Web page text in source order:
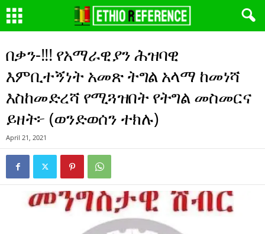
በቃን-!!! የአማራዊያን ሕዝባዊ
እምቢተኝነት አመጽ ትግል አላማ ከመነሻ
እስከመድረሻ የሚጓዝበት የትግል መስመርና
ይዘት፦ (ወንድወሰን ተክሉ)
April 21, 2021